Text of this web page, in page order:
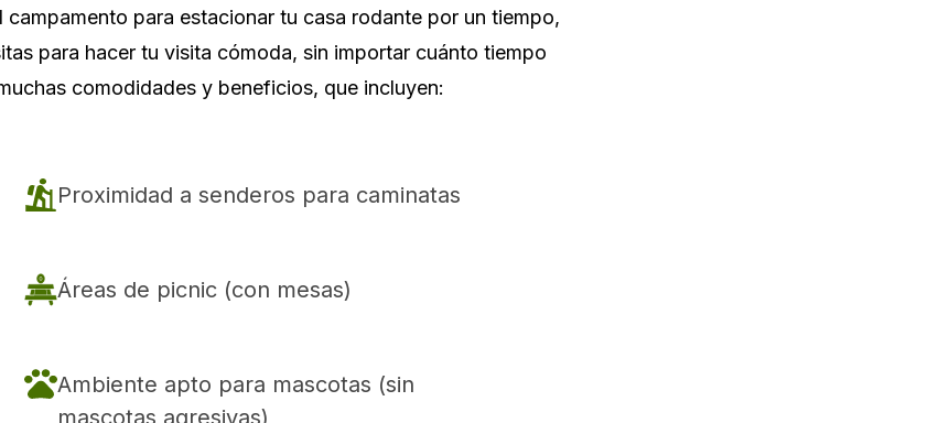
para estacionar tu casa rodante por un tiempo,
para hacer tu visita cómoda, sin importar cuánto tiempo
comodidades y beneficios, que incluyen:
Proximidad a senderos para caminatas
Áreas de picnic (con mesas)
Ambiente apto para mascotas (sin